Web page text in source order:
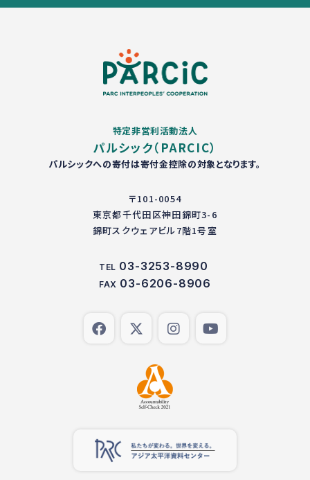
特定非営利活動法人
パルシック（PARCIC）
パルシックへの寄付は寄付金控除の対象となります。
〒101-0054
東京都千代田区神田錦町3-6
錦町スクウェアビル7階1号室
TEL 03-3253-8990
FAX 03-6206-8906